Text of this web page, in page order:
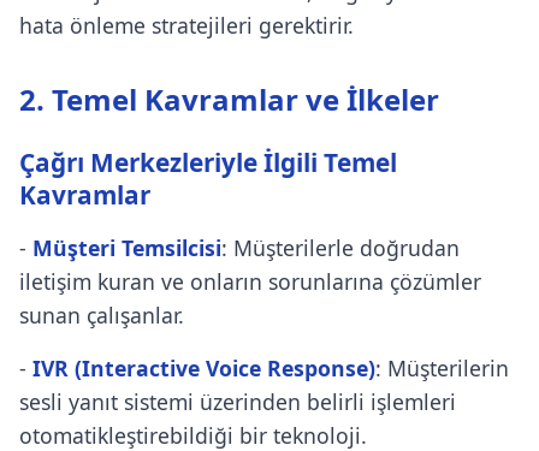
hata önleme stratejileri gerektirir.
2. Temel Kavramlar ve İlkeler
Çağrı Merkezleriyle İlgili Temel
Kavramlar
- Müşteri Temsilcisi: Müşterilerle doğrudan
iletişim kuran ve onların sorunlarına çözümler
sunan çalışanlar.
- IVR (Interactive Voice Response): Müşterilerin
sesli yanıt sistemi üzerinden belirli işlemleri
otomatikleştirebildiği bir teknoloji.